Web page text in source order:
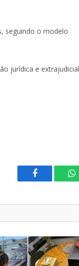
seguindo o modelo
jurídica e
Facebook